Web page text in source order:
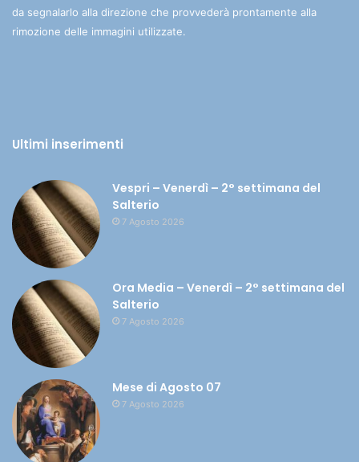
da segnalarlo alla direzione che provvederà prontamente alla
rimozione delle immagini utilizzate.
Ultimi inserimenti
Vespri – Venerdì – 2° settimana del
Salterio
7 Agosto 2026
Ora Media – Venerdì – 2° settimana del
Salterio
7 Agosto 2026
Mese di Agosto 07
7 Agosto 2026